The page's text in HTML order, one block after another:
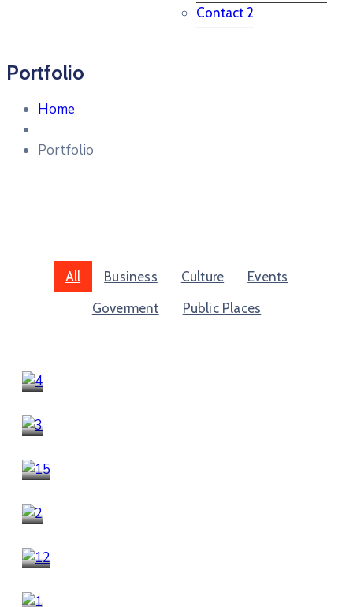
Contact 2
Portfolio
Home
Portfolio
All Business Culture
Events
Goverment
Public Places
Business
Business
Culture
Goverment
Business